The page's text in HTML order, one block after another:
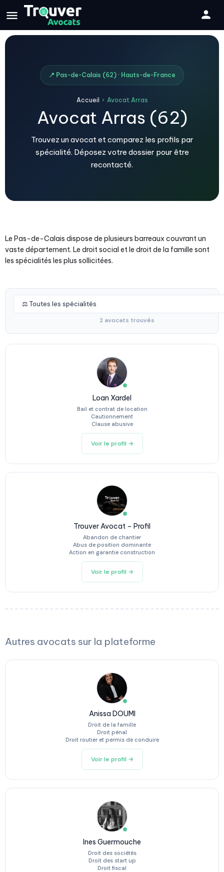
📍 Pas-de-Calais (62) · Hauts-de-France
Accueil › Avocat Arras
Avocat Arras (62)
Trouvez un avocat et comparez les profils par
spécialité. Déposez votre dossier pour être
recontacté.
Le Pas-de-Calais dispose de plusieurs barreaux couvrant un
vaste département. Le droit social et le droit de la famille sont
les spécialités les plus sollicitées.
2 avocats trouvés
Loan Xardel
Bail et contrat de location
Cautionnement
Clause abusive
Voir le profil →
Trouver Avocat – Profil
Abandon de chantier
Abus de position dominante
Action en garantie construction
Voir le profil →
Autres avocats sur la plateforme
Anissa DOUMI
Droit de la famille
Droit pénal
Droit routier et permis de conduire
Voir le profil →
Ines Guermouche
Droit des sociétés
Droit des start up
Droit fiscal